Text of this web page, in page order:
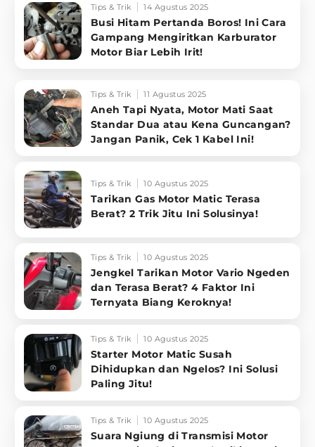
Tips & Trik 14 Agustus 2025
Busi Hitam Pertanda Boros! Ini Cara
Gampang Mengiritkan Karburator
Motor Biar Lebih Irit!
Tips & Trik 11 Agustus 2025
Aneh Tapi Nyata, Motor Mati Saat
Standar Dua atau Kena Guncangan?
Jangan Panik, Cek 1 Kabel Ini!
Tips & Trik 10 Agustus 2025
Tarikan Gas Motor Matic Terasa
Berat? 2 Trik Jitu Ini Solusinya!
Tips & Trik 10 Agustus 2025
Jengkel Tarikan Motor Vario Ngeden
dan Terasa Berat? 4 Faktor Ini
Ternyata Biang Keroknya!
Tips & Trik 10 Agustus 2025
Starter Motor Matic Susah
Dihidupkan dan Ngelos? Ini Solusi
Paling Jitu!
Tips & Trik 10 Agustus 2025
Suara Ngiung di Transmisi Motor